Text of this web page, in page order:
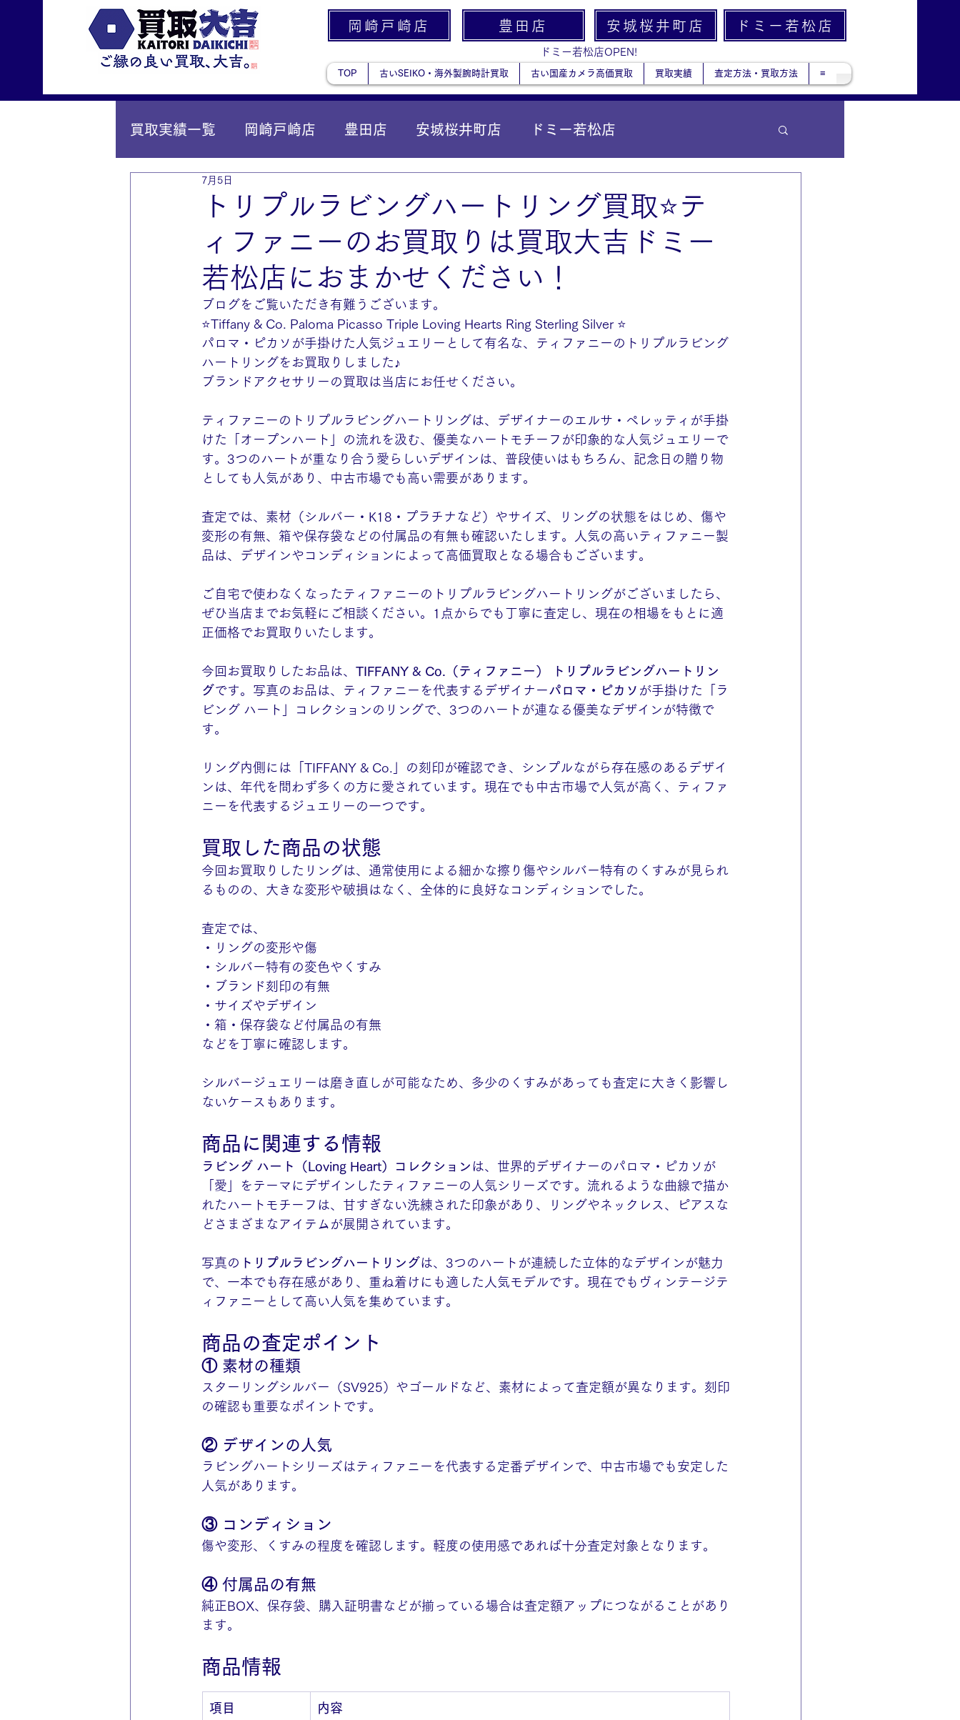
岡崎戸崎店 豊田店 安城桜井町店 ドミー若松店
ドミー若松店OPEN!
TOP 古いSEIKO・海外製腕時計買取 古い国産カメラ高価買取 買取実績 査定方法・買取方法 ≡
買取実績一覧 岡崎戸崎店 豊田店 安城桜井町店 ドミー若松店
IY安城店（安城桜井町店に統合）
トリプルラビングハートリング買取⭐️テ
ィファニーのお買取りは買取大吉ドミー
若松店におまかせください！
7月5日
ブログをご覧いただき有難うございます。
⭐️Tiffany & Co. Paloma Picasso Triple Loving Hearts Ring Sterling Silver ⭐️
パロマ・ピカソが手掛けた人気ジュエリーとして有名な、ティファニーのトリプルラビング
ハートリングをお買取りしました♪
ブランドアクセサリーの買取は当店にお任せください。
ティファニーのトリプルラビングハートリングは、デザイナーのエルサ・ペレッティが手掛
けた「オープンハート」の流れを汲む、優美なハートモチーフが印象的な人気ジュエリーで
す。3つのハートが重なり合う愛らしいデザインは、普段使いはもちろん、記念日の贈り物
としても人気があり、中古市場でも高い需要があります。
査定では、素材（シルバー・K18・プラチナなど）やサイズ、リングの状態をはじめ、傷や
変形の有無、箱や保存袋などの付属品の有無も確認いたします。人気の高いティファニー製
品は、デザインやコンディションによって高価買取となる場合もございます。
ご自宅で使わなくなったティファニーのトリプルラビングハートリングがございましたら、
ぜひ当店までお気軽にご相談ください。1点からでも丁寧に査定し、現在の相場をもとに適
正価格でお買取りいたします。
今回お買取りしたお品は、 TIFFANY & Co.（ティファニー） トリプルラビングハートリン
グです。写真のお品は、ティファニーを代表するデザイナーパロマ・ピカソ が手掛けた「ラ
ビング ハート」コレクションのリングで、3つのハートが連なる優美なデザインが特徴で
す。
リング内側には「TIFFANY & Co.」の刻印が確認でき、シンプルながら存在感のあるデザイ
ンは、年代を問わず多くの方に愛されています。現在でも中古市場で人気が高く、ティファ
ニーを代表するジュエリーの一つです。
買取した商品の状態
今回お買取りしたリングは、通常使用による細かな擦り傷やシルバー特有のくすみが見られ
るものの、大きな変形や破損はなく、全体的に良好なコンディションでした。
査定では、
・リングの変形や傷
・シルバー特有の変色やくすみ
・ブランド刻印の有無
・サイズやデザイン
・箱・保存袋など付属品の有無
などを丁寧に確認します。
シルバージュエリーは磨き直しが可能なため、多少のくすみがあっても査定に大きく影響し
ないケースもあります。
商品に関連する情報
ラビング ハート（Loving Heart）コレクション は、世界的デザイナーのパロマ・ピカソが
「愛」をテーマにデザインしたティファニーの人気シリーズです。流れるような曲線で描か
れたハートモチーフは、甘すぎない洗練された印象があり、リングやネックレス、ピアスな
どさまざまなアイテムが展開されています。
写真の トリプルラビングハートリングは、3つのハートが連続した立体的なデザインが魅力
で、一本でも存在感があり、重ね着けにも適した人気モデルです。現在でもヴィンテージテ
ィファニーとして高い人気を集めています。
商品の査定ポイント
① 素材の種類
スターリングシルバー（SV925）やゴールドなど、素材によって査定額が異なります。刻印
の確認も重要なポイントです。
② デザインの人気
ラビングハートシリーズはティファニーを代表する定番デザインで、中古市場でも安定した
人気があります。
③ コンディション
傷や変形、くすみの程度を確認します。軽度の使用感であれば十分査定対象となります。
④ 付属品の有無
純正BOX、保存袋、購入証明書などが揃っている場合は査定額アップにつながることがあり
ます。
商品情報
項目 内容